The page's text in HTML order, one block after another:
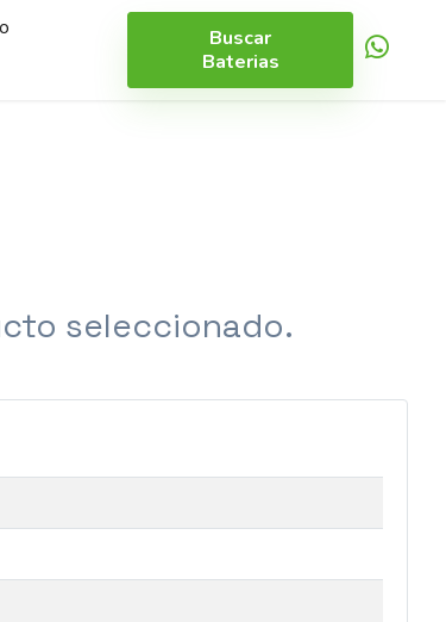
Buscar
Baterias
seleccionado.